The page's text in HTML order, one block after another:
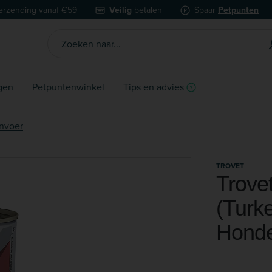
vanaf €59 Veilig betalen Spaar Petpunten
Petpuntenwinkel Tips en advies
TROVET